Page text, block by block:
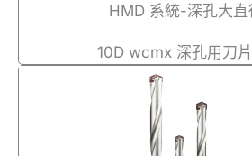
HMD 系統-深孔大直
10D wcmx 深孔用刀片